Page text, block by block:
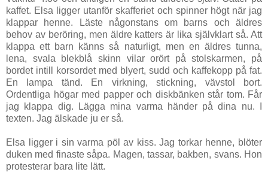
kaffet. Elsa ligger utanför skafferiet och spinner högt när jag
klappar henne. Läste någonstans om barns och äldres
behov av beröring, men äldre katters är lika självklart så. Att
klappa ett barn känns så naturligt, men en äldres tunna,
lena, svala blekblå skinn vilar orört på stolskarmen, på
bordet intill korsordet med blyert, sudd och kaffekopp på fat.
En lampa tänd. En virkning, stickning, vävstol bort.
Ordentliga högar med papper och diskbänken står tom. Får
jag klappa dig. Lägga mina varma händer på dina nu. I
texten. Jag älskade ju er så.
Elsa ligger i sin varma pöl av kiss. Jag torkar henne, blöter
duken med finaste såpa. Magen, tassar, bakben, svans. Hon
protesterar bara lite lätt.